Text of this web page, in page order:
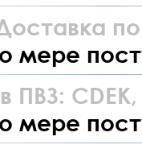
мере
ПВЗ: CDEK,
мере